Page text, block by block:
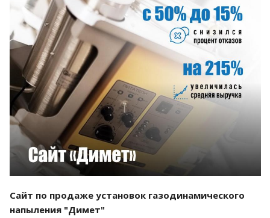
Смотреть проект
Сайт по продаже установок газодинамического
напыления "Димет"